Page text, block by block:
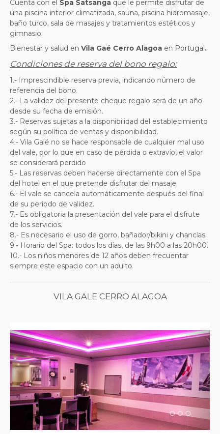
Cuenta con el Spa Satsanga que le permite disfrutar de
una piscina interior climatizada, sauna, piscina hidromasaje,
baño turco, sala de masajes y tratamientos estéticos y
gimnasio.
Bienestar y salud en Vila Gaé Cerro Alagoa en Portugal.
Condiciones de reserva del bono regalo:
1.- Imprescindible reserva previa, indicando número de
referencia del bono.
2.- La validez del presente cheque regalo será de un año
desde su fecha de emisión.
3.- Reservas sujetas a la disponibilidad del establecimiento
según su política de ventas y disponibilidad.
4.- Vila Galé no se hace responsable de cualquier mal uso
del vale, por lo que en caso de pérdida o extravío, el valor
se considerará perdido
5.- Las reservas deben hacerse directamente con el Spa
del hotel en el que pretende disfrutar del masaje
6.- El vale se cancela automáticamente después del final
de su período de validez.
7.- Es obligatoria la presentación del vale para el disfrute
de los servicios.
8.- Es necesario el uso de gorro, bañador/bikini y chanclas.
9.- Horario del Spa: todos los días, de las 9h00 a las 20h00.
10.- Los niños menores de 12 años deben frecuentar
siempre este espacio con un adulto.
VILA GALE CERRO ALAGOA
Previous Next